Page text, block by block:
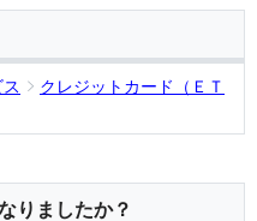
クレジットカード（ＥＴ
りましたか？